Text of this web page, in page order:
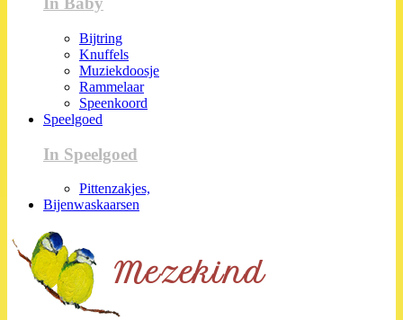
Bijtring
Knuffels
Muziekdoosje
Rammelaar
Speenkoord
Speelgoed
In Speelgoed
Pittenzakjes,
Bijenwaskaarsen